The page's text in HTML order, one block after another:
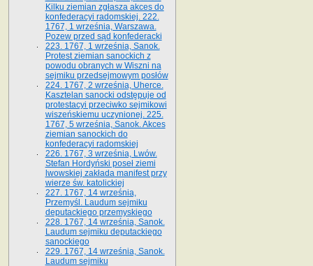
Kilku ziemian zgłasza akces do
konfederacyi radomskiej. 222.
1767, 1 września, Warszawa.
Pozew przed sąd konfederacki
223. 1767, 1 września, Sanok.
Protest ziemian sanockich z
powodu obranych w Wiszni na
sejmiku przedsejmo­wym posłów
224. 1767, 2 września, Uherce.
Kasztelan sanocki odstępuje od
protestacyi przeciwko sejmikowi
wiszeńskiemu uczynionej. 225.
1767, 5 września, Sanok. Akces
ziemian sanockich do
konfederacyi radomskiej
226. 1767, 3 września, Lwów.
Stefan Hordyński poseł ziemi
lwowskiej zakłada manifest przy
wierze św. ka­tolickiej
227. 1767, 14 września,
Przemyśl. Laudum sejmiku
deputackiego przemyskiego
228. 1767, 14 września, Sanok.
Laudum sejmiku deputackiego
sanockiego
229. 1767, 14 września, Sanok.
Laudum sejmiku